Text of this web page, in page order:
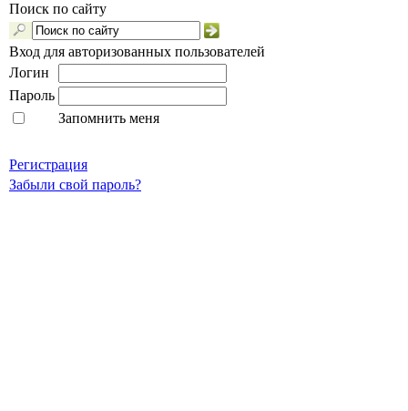
Поиск по сайту
Вход для авторизованных пользователей
Логин
Пароль
Запомнить меня
Регистрация
Забыли свой пароль?